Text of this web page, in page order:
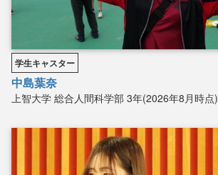
学生キャスター
中島葉奈
上智大学 総合人間科学部 3年(2026年8月時点)